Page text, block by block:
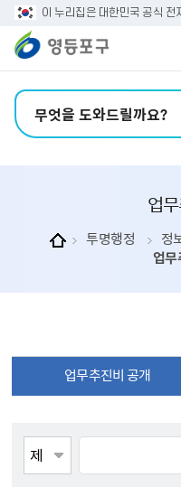
본문 바로가기
주메뉴 바로가기
이 누리집은 대한민국 공식 전
업
투명행정 정
업무
업무추진비 공개